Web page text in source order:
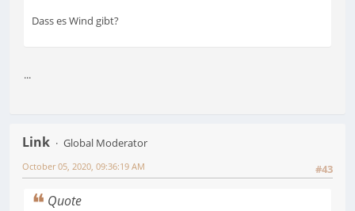
Dass es Wind gibt?
...
Link
Global Moderator
#43
October 05, 2020, 09:36:19 AM
Quote